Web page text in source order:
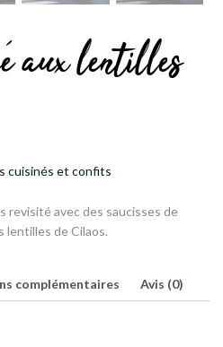
aux lentilles
cuisinés et confits
revisité avec des saucisses de
lentilles de Cilaos.
complémentaires Avis (0)